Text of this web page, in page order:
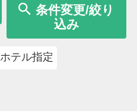
条件変更/絞り
込み
ホテル指定